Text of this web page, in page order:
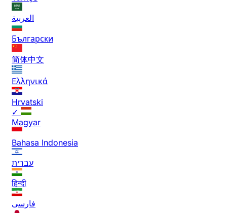
العربية
Български
简体中文
Ελληνικά
Hrvatski
✓
Magyar
Bahasa Indonesia
עברית
हिन्दी
فارسی